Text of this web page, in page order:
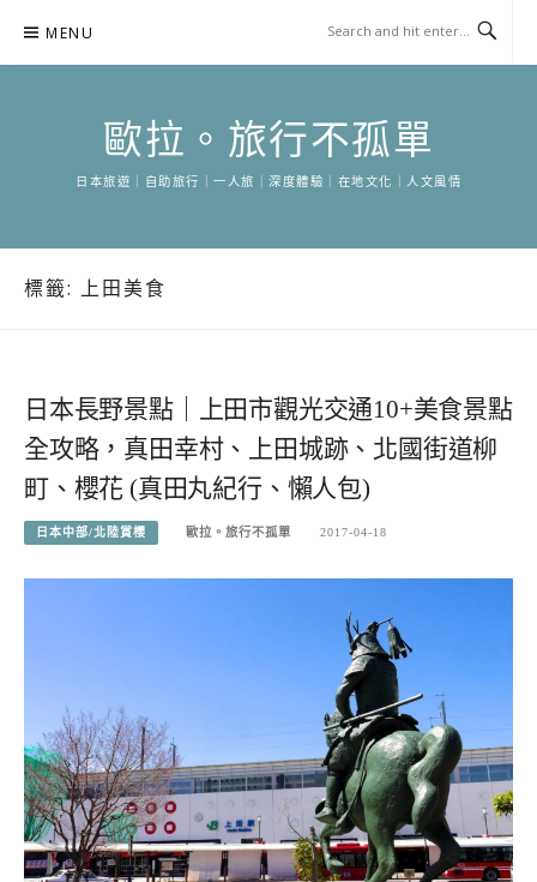
content
MENU
歐拉。旅行不孤單
日本旅遊｜自助旅行｜一人旅｜深度體驗｜在地文化｜人文風情
標籤: 上田美食
日本長野景點｜上田市觀光交通10+美食景點
全攻略，真田幸村、上田城跡、北國街道柳
町、櫻花 (真田丸紀行、懶人包)
日本中部/北陸賞櫻 歐拉。旅行不孤單 2017-04-18